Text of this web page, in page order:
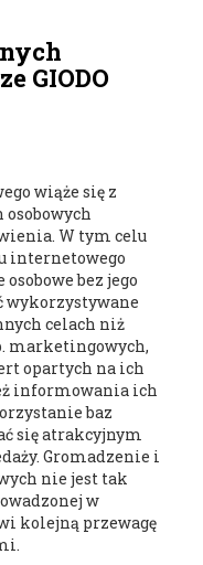
GIODO
wiąże się z
W tym celu
internetowego
bez jego
wykorzystywane
celach niż
marketingowych,
opartych na ich
informowania ich
baz
się atrakcyjnym
Gromadzenie i
nie jest tak
w
kolejną przewagę